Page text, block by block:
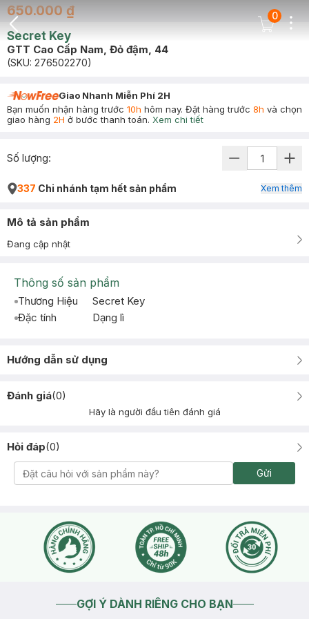
Back Icon
Cart Icon
0
650.000 ₫
Secret Key
GTT Cao Cấp Nam, Đỏ đậm, 44
(SKU: 276502270)
Giao Nhanh Miễn Phí 2H
Bạn muốn nhận hàng trước 10h hôm nay. Đặt hàng trước 8h và chọn
giao hàng 2H ở bước thanh toán. Xem chi tiết
Số lượng:
337 Chi nhánh tạm hết sản phẩm Xem thêm
Mô tả sản phẩm
Đang cập nhật
Thông số sản phẩm
Thương Hiệu
Secret Key
Đặc tính
Dạng lì
Hướng dẫn sử dụng
Đánh giá(0)
Hãy là người đầu tiên đánh giá
Hỏi đáp(0)
Gửi
GỢI Ý DÀNH RIÊNG CHO BẠN